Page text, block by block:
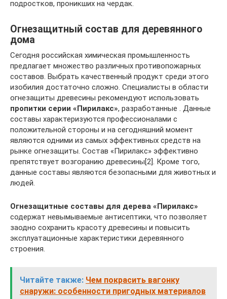
подростков, проникших на чердак.
Огнезащитный состав для деревянного
дома
Сегодня российская химическая промышленность
предлагает множество различных противопожарных
составов. Выбрать качественный продукт среди этого
изобилия достаточно сложно. Специалисты в области
огнезащиты древесины рекомендуют использовать
пропитки серии «Пирилакс», разработанные . Данные
составы характеризуются профессионалами с
положительной стороны и на сегодняшний момент
являются одними из самых эффективных средств на
рынке огнезащиты. Состав «Пирилакс» эффективно
препятствует возгоранию древесины[2]. Кроме того,
данные составы являются безопасными для животных и
людей.
Огнезащитные составы для дерева «Пирилакс»
содержат невымываемые антисептики, что позволяет
заодно сохранить красоту древесины и повысить
эксплуатационные характеристики деревянного
строения.
Читайте также: Чем покрасить вагонку
снаружи: особенности пригодных материалов